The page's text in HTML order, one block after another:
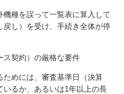
種を誤って一覧表に算入して
戻し）を受け、手続き全体が停
ス契約）の厳格な要件
めには、審査基準日（決算
いるか、あるいは1年以上の長